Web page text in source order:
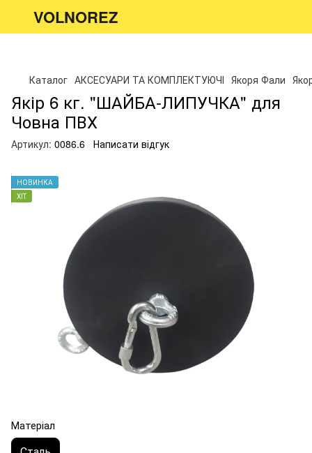
VOLNOREZ
Каталог АКСЕСУАРИ ТА КОМПЛЕКТУЮЧІ Якоря Фали
Якір 6 кг. "ШАЙБА-ЛИПУЧКА" для
Човна ПВХ
Артикул: 0086.6 Написати відгук
НОВИНКА
ХІТ
Матеріал